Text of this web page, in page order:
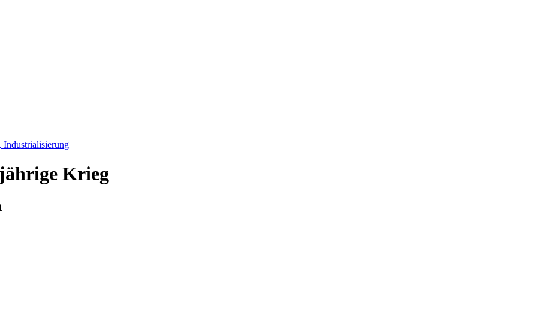
Industrialisierung
Krieg